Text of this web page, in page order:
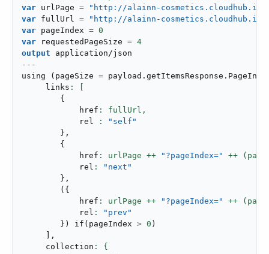
var urlPage =
"http://alainn-
var fullUrl =
"http://alainn-
var pageIndex = 0
var requestedPageSize = 4
output
application/json
---
using
( pageSize = payload . getItemsResponse . PageInfo
     links
{
            href
: fullUrl,
            rel
:
"self"
} ,
{
            href
: urlPage ++ "?pageIndex="
++
            rel
:
"next"
} ,
( {
            href
: urlPage ++ "?pageIndex="
++
            rel
:
"prev"
} ) if ( pageIndex > 0 )
,
     collection